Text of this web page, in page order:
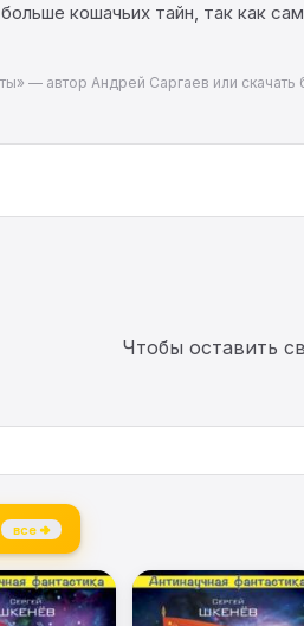
кошачьих тайн, так как
— автор Андрей Саргаев или
Чтобы оставить
все →